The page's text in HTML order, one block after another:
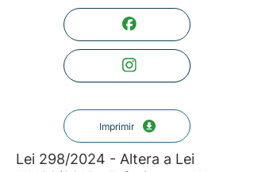
Imprimir
Lei 298/2024 - Altera a Lei